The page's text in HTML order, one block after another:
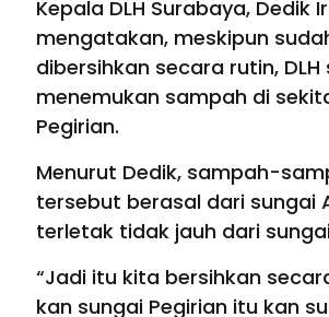
Kepala DLH Surabaya, Dedik
mengatakan, meskipun
dibersihkan secara rutin, DLH
menemukan sampah di
Pegirian.
Menurut Dedik, sampah-
tersebut berasal dari sungai
terletak tidak jauh dari
“Jadi itu kita bersihkan
kan sungai Pegirian itu kan